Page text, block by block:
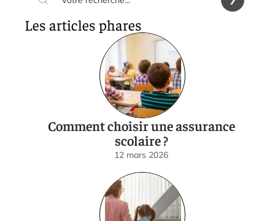
Les articles phares
Comment choisir une assurance
scolaire ?
12 mars 2026